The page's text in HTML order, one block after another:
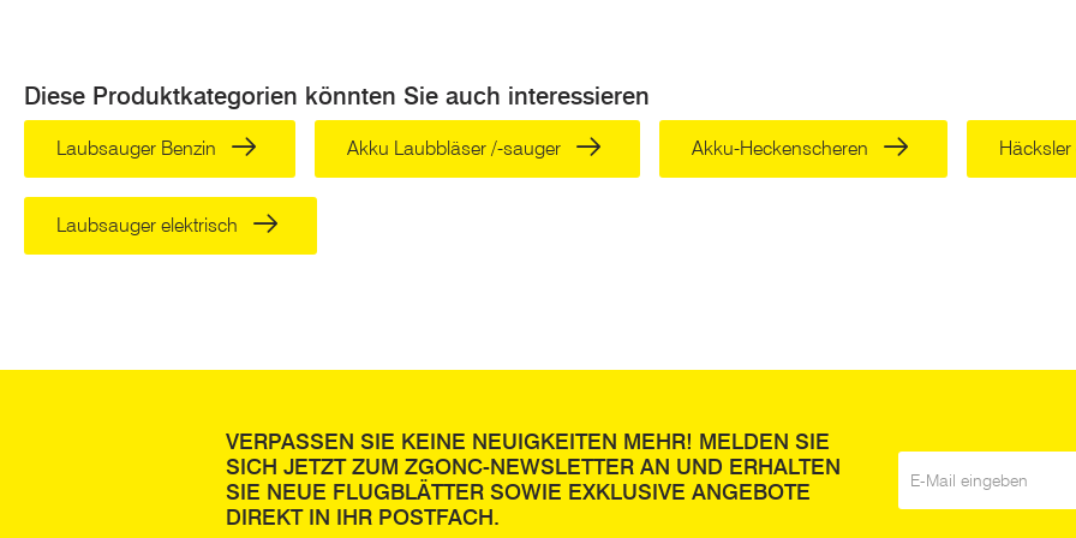
das Laub entsorgt werden. Die Laubsauger Fangsäcke, die Sie bie ZGONC
40l. Natürlich gilt es darauf zu achten, dass Sie den passenden Laubsack für
steht Ihnen hierzu gerne vor Ort für Fragen oder zur Beratung zur Verfügung.
aufgefangen. Dieser muss regelmäßig geleert werden, da die Kapazität, um
abnimmt.
Diese Produktkategorien könnten Sie auch interessieren
Laubsauger Benzin Akku Laubbläser /-sauger Akku-Heckenscheren Häcksler
Laubsauger elektrisch
VERPASSEN SIE KEINE NEUIGKEITEN MEHR! MELDEN SIE
SICH JETZT ZUM ZGONC-NEWSLETTER AN UND ERHALTEN
SIE NEUE FLUGBLÄTTER SOWIE EXKLUSIVE ANGEBOTE
DIREKT IN IHR POSTFACH.